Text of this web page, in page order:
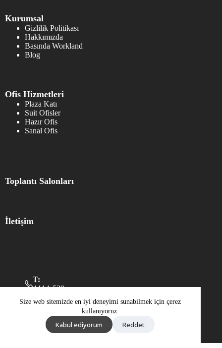
Size web sitemizde en iyi deneyimi sunabilmek için çerez
kullanıyoruz.
Kabul ediyorum Reddet
Kurumsal
Gizlilik Politikası
Hakkımızda
Basında Workland
Blog
Ofis Hizmetleri
Plaza Katı
Suit Ofisler
Hazır Ofis
Sanal Ofis
Toplantı Salonları
İletişim
T:
444 1 539
M:
+90 533 051 4624
Pazartesi – Cuma
09:00 - 18:00